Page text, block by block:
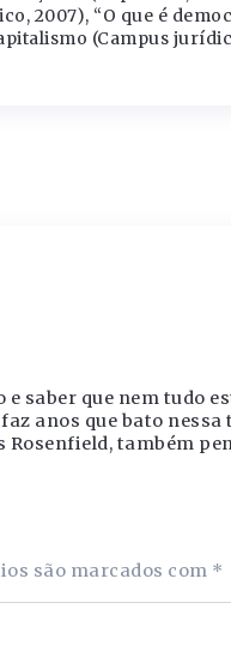
2007), “O que é
(Campus
saber que nem tudo
anos que bato nessa
Rosenfield, também
são marcados com *